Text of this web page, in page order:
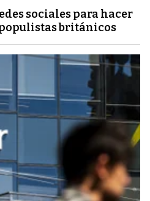
sociales para hacer
británicos